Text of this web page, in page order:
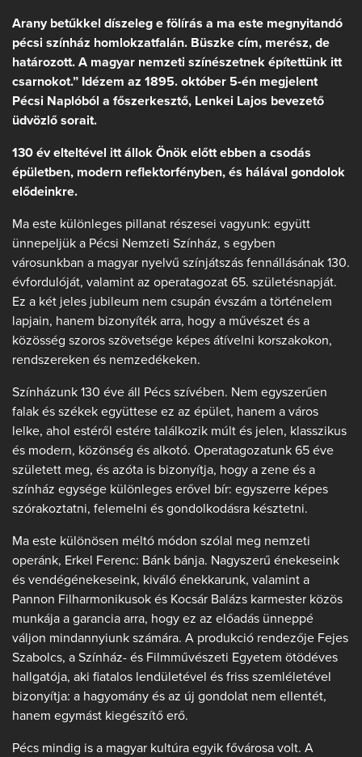
Arany betűkkel díszeleg e fölírás a ma este megnyitandó
pécsi színház homlokzatfalán. Büszke cím, merész, de
határozott. A magyar nemzeti színészetnek építettünk itt
csarnokot.” Idézem az 1895. október 5-én megjelent
Pécsi Naplóból a főszerkesztő, Lenkei Lajos bevezető
üdvözlő sorait.
130 év elteltével itt állok Önök előtt ebben a csodás
épületben, modern reflektorfényben, és hálával gondolok
elődeinkre.
Ma este különleges pillanat részesei vagyunk: együtt
ünnepeljük a Pécsi Nemzeti Színház, s egyben
városunkban a magyar nyelvű színjátszás fennállásának 130.
évfordulóját, valamint az operatagozat 65. születésnapját.
Ez a két jeles jubileum nem csupán évszám a történelem
lapjain, hanem bizonyíték arra, hogy a művészet és a
közösség szoros szövetsége képes átívelni korszakokon,
rendszereken és nemzedékeken.
Színházunk 130 éve áll Pécs szívében. Nem egyszerűen
falak és székek együttese ez az épület, hanem a város
lelke, ahol estéről estére találkozik múlt és jelen, klasszikus
és modern, közönség és alkotó. Operatagozatunk 65 éve
született meg, és azóta is bizonyítja, hogy a zene és a
színház egysége különleges erővel bír: egyszerre képes
szórakoztatni, felemelni és gondolkodásra késztetni.
Ma este különösen méltó módon szólal meg nemzeti
operánk, Erkel Ferenc: Bánk bánja. Nagyszerű énekeseink
és vendégénekeseink, kiváló énekkarunk, valamint a
Pannon Filharmonikusok és Kocsár Balázs karmester közös
munkája a garancia arra, hogy ez az előadás ünneppé
váljon mindannyiunk számára. A produkció rendezője Fejes
Szabolcs, a Színház- és Filmművészeti Egyetem ötödéves
hallgatója, aki fiatalos lendületével és friss szemléletével
bizonyítja: a hagyomány és az új gondolat nem ellentét,
hanem egymást kiegészítő erő.
Pécs mindig is a magyar kultúra egyik fővárosa volt. A